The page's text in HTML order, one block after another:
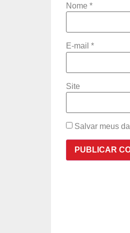
Nome *
E-mail *
Site
Salvar meus